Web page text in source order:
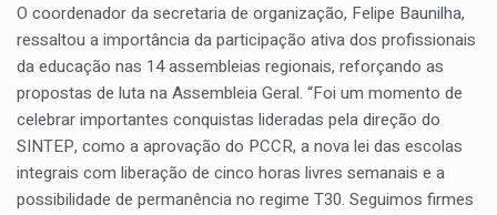
O coordenador da secretaria de organização, Felipe Baunilha,
ressaltou a importância da participação ativa dos profissionais
da educação nas 14 assembleias regionais, reforçando as
propostas de luta na Assembleia Geral. “Foi um momento de
celebrar importantes conquistas lideradas pela direção do
SINTEP, como a aprovação do PCCR, a nova lei das escolas
integrais com liberação de cinco horas livres semanais e a
possibilidade de permanência no regime T30. Seguimos firmes